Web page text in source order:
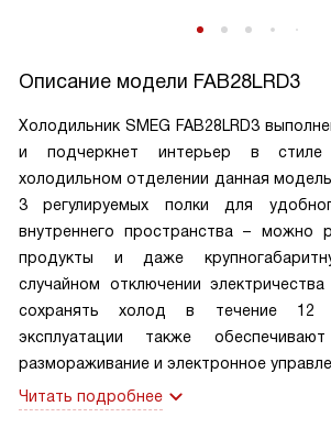
Описание модели FAB28LRD3
Холодильник SMEG FAB28LRD3
и подчеркнет интерьер в
холодильном отделении данная
3 регулируемых полки для
внутреннего пространства – можно
продукты и даже
случайном отключении
сохранять холод в течение 12
эксплуатации также
размораживание и электронное
Читать подробнее